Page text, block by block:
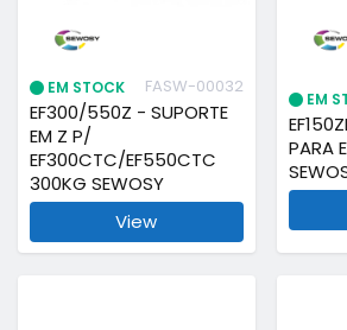
EM STOCK FASW-00032
EF300/550Z - SUPORTE
EM Z P/
EF300CTC/EF550CTC
300KG SEWOSY
View
EM
PARA